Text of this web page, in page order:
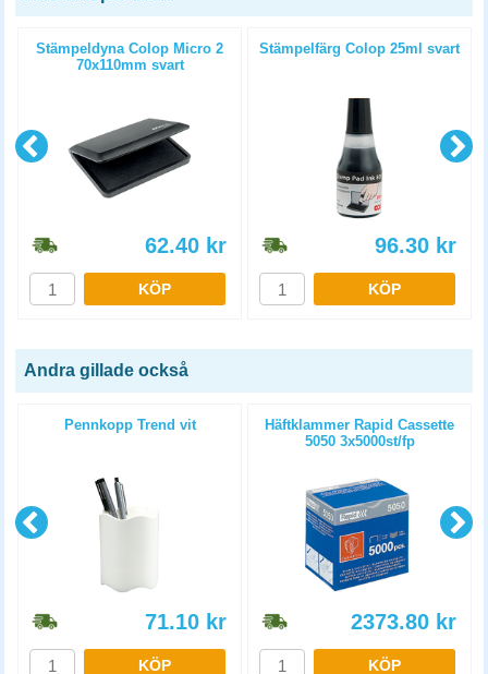
Stämpeldyna Colop Micro 2
70x110mm svart
62.40 kr
KÖP
Stämpelfärg Colop 25ml svart
96.30 kr
KÖP
Andra gillade också
Pennkopp Trend vit
71.10 kr
KÖP
Häftklammer Rapid Cassette
5050 3x5000st/fp
2373.80 kr
KÖP